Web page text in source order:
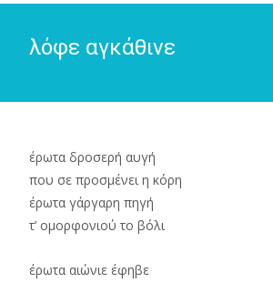
λόφε αγκάθινε
έρωτα δροσερή αυγή
που σε προσμένει η κόρη
έρωτα γάργαρη πηγή
τ’ ομορφονιού το βόλι
έρωτα αιώνιε έφηβε